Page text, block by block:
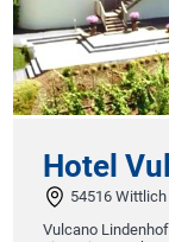
Hotel
54516 Wittlich
Vulcano